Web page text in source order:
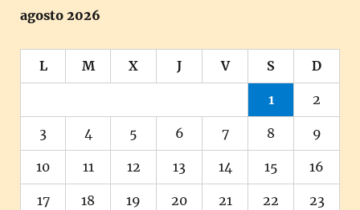
agosto 2026
L M X J V S D
1 2
3 4 5 6 7 8 9
10 11 12 13 14 15 16
17 18 19 20 21 22 23